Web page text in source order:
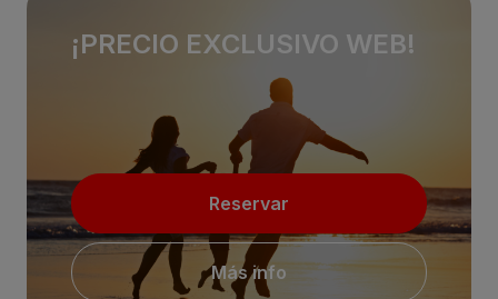
¡PRECIO EXCLUSIVO WEB!
Reservar
Más info